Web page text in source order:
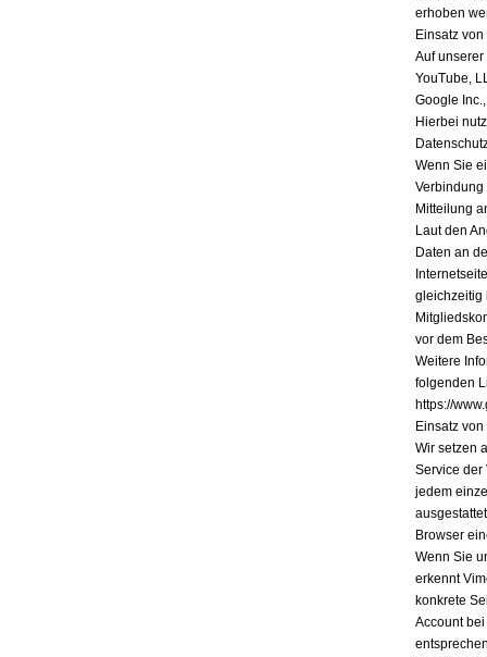
erhoben
Einsatz
Auf
YouTube,
Google
Hierbei
Wenn Sie
Verbindung
Mitteilung
Laut den
Daten an
gleichzeitig
vor dem
Weitere
folgenden
https://
Einsatz
Wir setzen
Service der
jedem
Browser
Wenn Sie
erkennt
konkrete
Account